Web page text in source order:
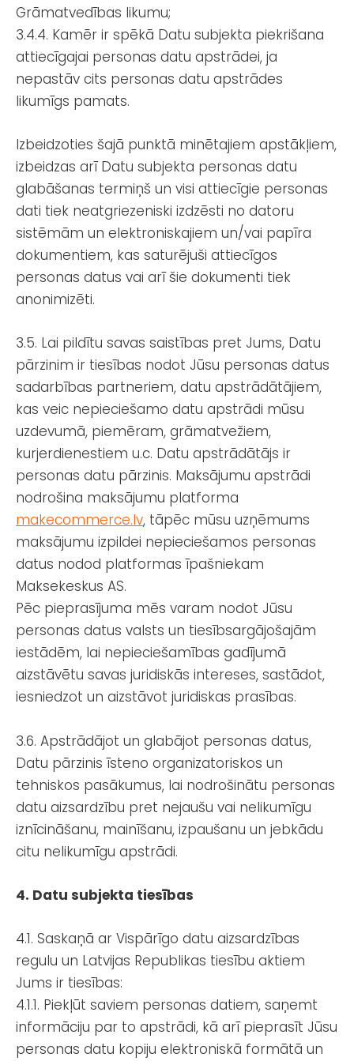
Grāmatvedības likumu;
3.4.4. Kamēr ir spēkā Datu subjekta piekrišana
attiecīgajai personas datu apstrādei, ja
nepastāv cits personas datu apstrādes
likumīgs pamats.
Izbeidzoties šajā punktā minētajiem apstākļiem,
izbeidzas arī Datu subjekta personas datu
glabāšanas termiņš un visi attiecīgie personas
dati tiek neatgriezeniski izdzēsti no datoru
sistēmām un elektroniskajiem un/vai papīra
dokumentiem, kas saturējuši attiecīgos
personas datus vai arī šie dokumenti tiek
anonimizēti.
3.5. Lai pildītu savas saistības pret Jums, Datu
pārzinim ir tiesības nodot Jūsu personas datus
sadarbības partneriem, datu apstrādātājiem,
kas veic nepieciešamo datu apstrādi mūsu
uzdevumā, piemēram, grāmatvežiem,
kurjerdienestiem u.c. Datu apstrādātājs ir
personas datu pārzinis. Maksājumu apstrādi
nodrošina maksājumu platforma
makecommerce.lv, tāpēc mūsu uzņēmums
maksājumu izpildei nepieciešamos personas
datus nodod platformas īpašniekam
Maksekeskus AS.
Pēc pieprasījuma mēs varam nodot Jūsu
personas datus valsts un tiesībsargājošajām
iestādēm, lai nepieciešamības gadījumā
aizstāvētu savas juridiskās intereses, sastādot,
iesniedzot un aizstāvot juridiskas prasības.
3.6. Apstrādājot un glabājot personas datus,
Datu pārzinis īsteno organizatoriskos un
tehniskos pasākumus, lai nodrošinātu personas
datu aizsardzību pret nejaušu vai nelikumīgu
iznīcināšanu, mainīšanu, izpaušanu un jebkādu
citu nelikumīgu apstrādi.
4. Datu subjekta tiesības
4.1. Saskaņā ar Vispārīgo datu aizsardzības
regulu un Latvijas Republikas tiesību aktiem
Jums ir tiesības:
4.1.1. Piekļūt saviem personas datiem, saņemt
informāciju par to apstrādi, kā arī pieprasīt Jūsu
personas datu kopiju elektroniskā formātā un